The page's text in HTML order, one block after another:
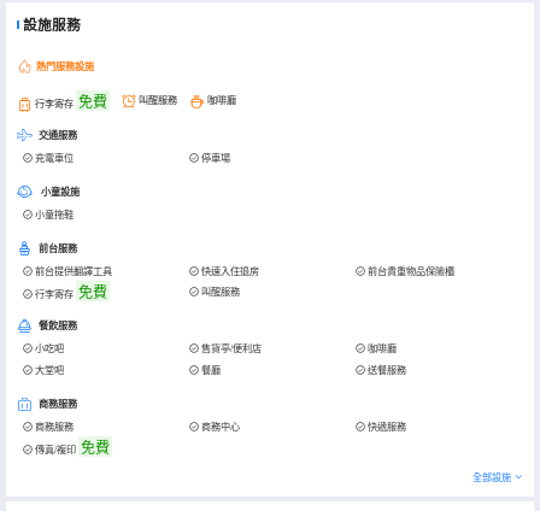
設施服務
熱門服務設施
行李寄存 免費 叫醒服務 咖啡廳
交通服務
充電車位 停車場
小童設施
小童拖鞋
前台服務
前台提供翻譯工具 快速入住退房
前台貴重物品保險櫃
行李寄存 免費 叫醒服務
餐飲服務
小吃吧 售貨亭/便利店
咖啡廳
大堂吧
餐廳 送餐服務
商務服務
商務服務 商務中心
快遞服務
傳真/複印 免費
全部設施